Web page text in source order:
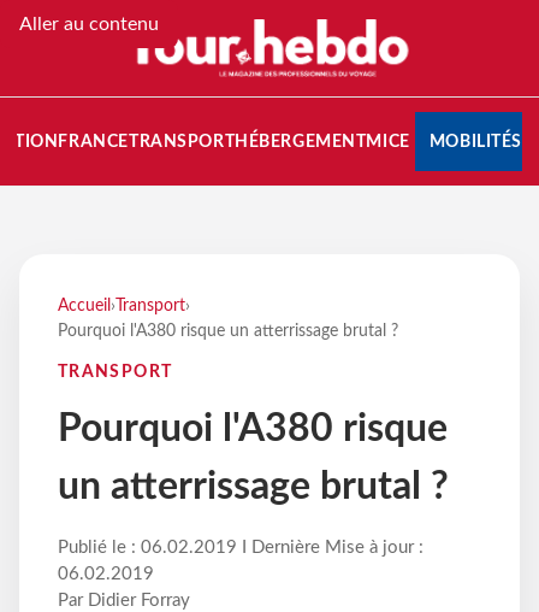
Aller au contenu
FRANCETRANSPORT HÉBERGEMENTMICE MOBILITÉS
Accueil › Transport›
Pourquoi l'A380 risque un atterrissage brutal ?
TRANSPORT
Pourquoi l'A380 risque
un atterrissage brutal ?
Publié le : 06.02.2019 I Dernière Mise à jour :
06.02.2019
Par Didier Forray